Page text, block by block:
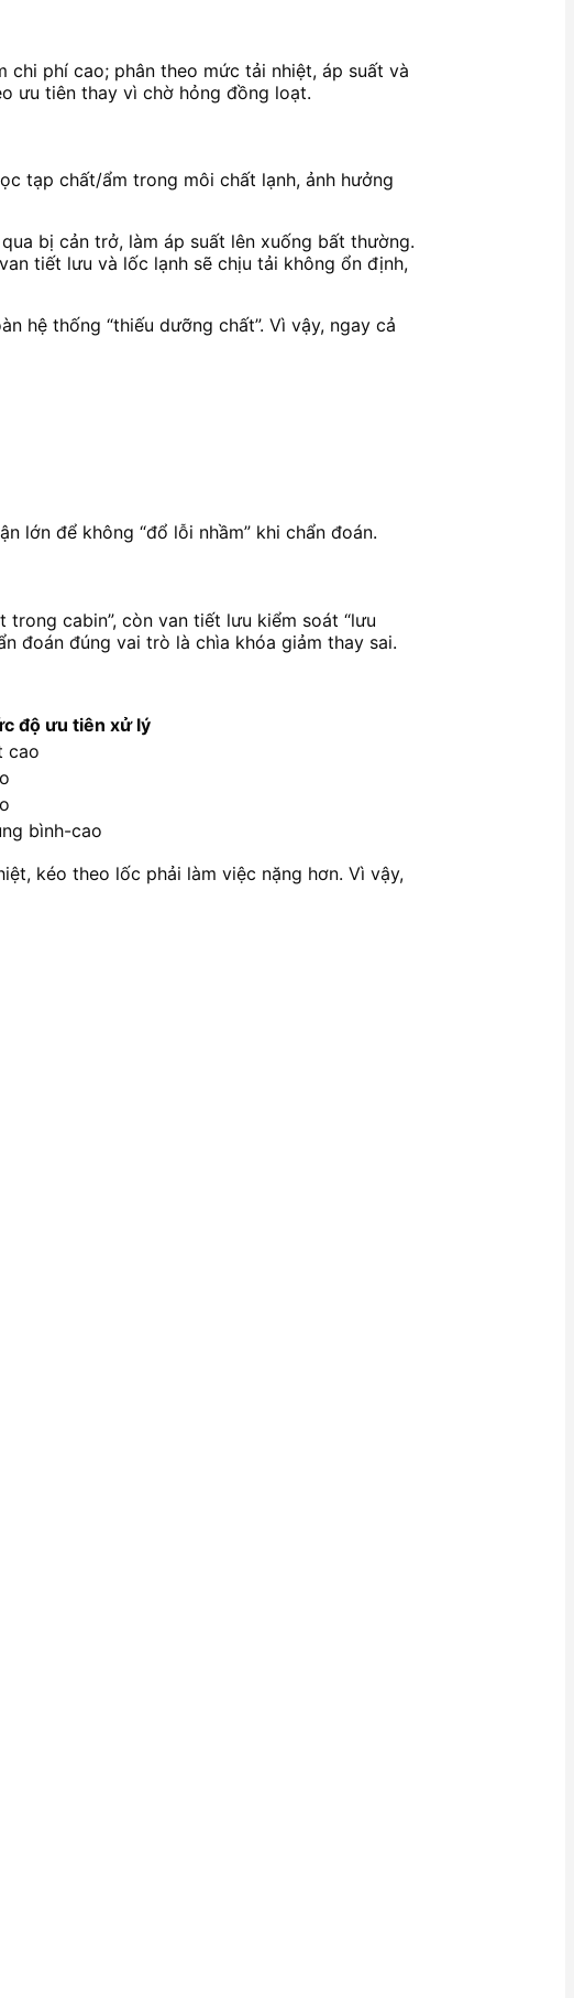
chi phí cao; phân theo mức tải nhiệt, áp suất và
ưu tiên thay vì chờ hỏng đồng loạt.
tạp chất/ẩm trong môi chất lạnh, ảnh hưởng
bị cản trở, làm áp suất lên xuống bất thường.
tiết lưu và lốc lạnh sẽ chịu tải không ổn định,
hệ thống “thiếu dưỡng chất”. Vì vậy, ngay cả
lớn để không “đổ lỗi nhầm” khi chẩn đoán.
trong cabin”, còn van tiết lưu kiểm soát “lưu
đoán đúng vai trò là chìa khóa giảm thay sai.
độ ưu tiên xử lý
cao
bình-cao
kéo theo lốc phải làm việc nặng hơn. Vì vậy,